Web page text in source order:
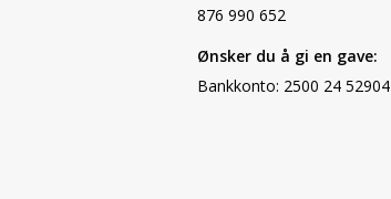
876 990 652
Ønsker du å gi en gave:
Bankkonto: 2500 24 52904